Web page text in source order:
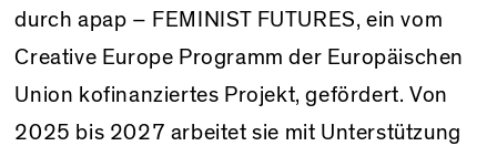
durch apap – FEMINIST FUTURES, ein vom
Creative Europe Programm der Europäischen
Union kofinanziertes Projekt, gefördert. Von
2025 bis 2027 arbeitet sie mit Unterstützung